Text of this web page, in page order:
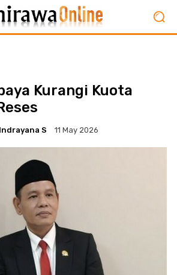
Kurangi Kuota
S 11 May 2026